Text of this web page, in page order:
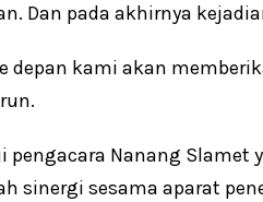
Dan pada akhirnya
depan kami akan
pengacara Nanang Slamet
sinergi sesama aparat